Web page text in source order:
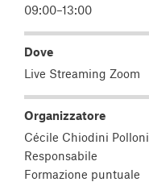
09:00–13:00
Dove
Live Streaming Zoom
Organizzatore
Cécile Chiodini Polloni
Responsabile
Formazione puntuale